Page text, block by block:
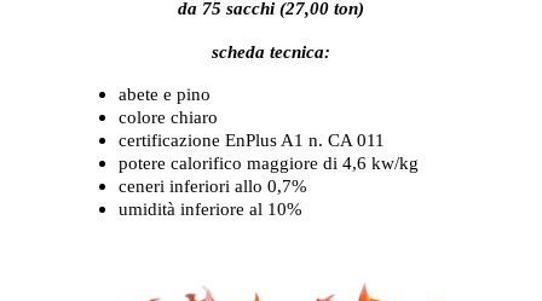
da 75 sacchi (27,00 ton)
scheda tecnica:
abete e pino
colore chiaro
certificazione EnPlus A1 n. CA 011
potere calorifico maggiore di 4,6 kw/kg
ceneri inferiori allo 0,7%
umidità inferiore al 10%